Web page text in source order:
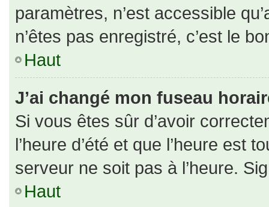
paramètres, n’est accessible
n’êtes pas enregistré, c’est le
Haut
J’ai changé mon fuseau
Si vous êtes sûr d’avoir
l’heure d’été et que l’heure est
serveur ne soit pas à l’heure.
Haut